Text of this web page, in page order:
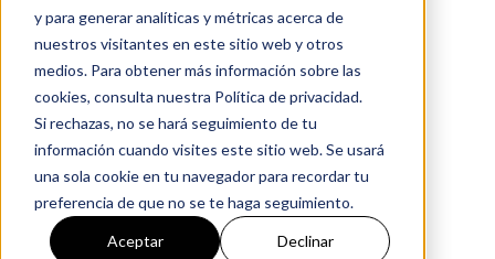
y para generar analíticas y métricas acerca de
nuestros visitantes en este sitio web y otros
medios. Para obtener más información sobre las
cookies, consulta nuestra Política de privacidad.
Si rechazas, no se hará seguimiento de tu
información cuando visites este sitio web. Se usará
una sola cookie en tu navegador para recordar tu
preferencia de que no se te haga seguimiento.
Aceptar Declinar